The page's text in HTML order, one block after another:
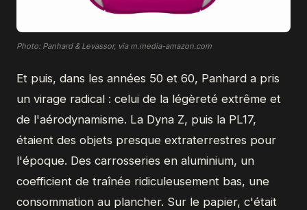
Photo: Panhard & Levassor, via m.media-amazon.com
Et puis, dans les années 50 et 60, Panhard a pris
un virage radical : celui de la légèreté extrême et
de l'aérodynamisme. La Dyna Z, puis la PL17,
étaient des objets presque extraterrestres pour
l'époque. Des carrosseries en aluminium, un
coefficient de traînée ridiculeusement bas, une
consommation au plancher. Sur le papier, c'était